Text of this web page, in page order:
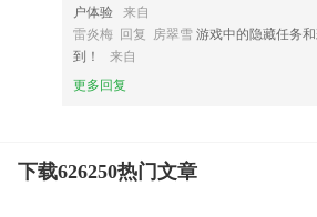
户体验 来自
雷炎梅 回复 房翠雪游戏中的隐藏任务
到！
来自
更多回复
下载626250热门文章